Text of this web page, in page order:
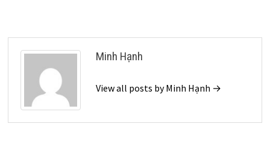
Minh Hạnh
View all posts by Minh Hạnh →